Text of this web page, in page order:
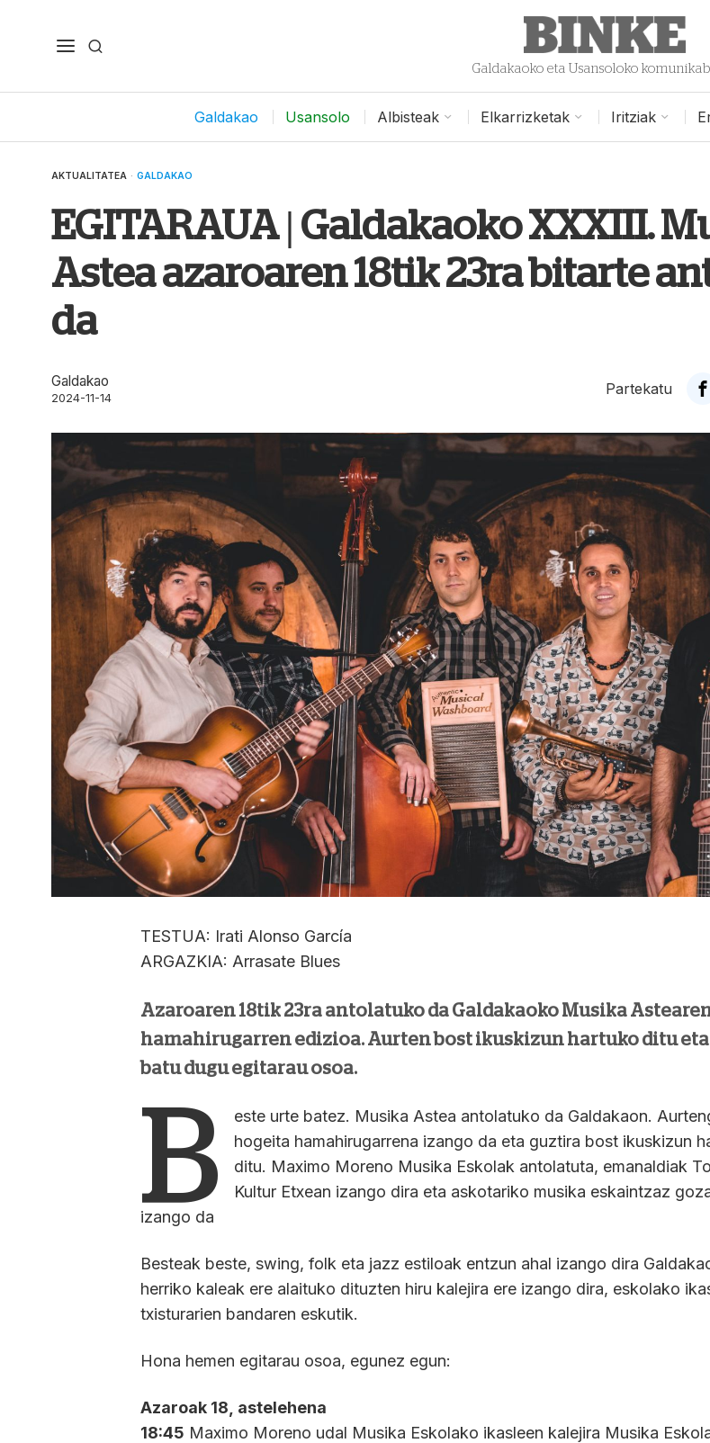
Galdakaoko eta Usansoloko
Galdakao Usansolo Albisteak Elkarrizketak Iritziak
AKTUALITATEA · GALDAKAO
EGITARAUA | Galdakaoko XXXIII.
Astea azaroaren 18tik 23ra bitarte
da
Galdakao
2024-11-14
Partekatu
TESTUA: Irati Alonso García
ARGAZKIA: Arrasate Blues
Azaroaren 18tik 23ra antolatuko da Galdakaoko Musika
hamahirugarren edizioa. Aurten bost ikuskizun hartuko ditu
batu dugu egitarau osoa.
B
este urte batez. Musika Astea antolatuko da Galdakaon.
hogeita hamahirugarrena izango da eta guztira bost ikuskizun
ditu. Maximo Moreno Musika Eskolak antolatuta, emanaldiak
Kultur Etxean izango dira eta askotariko musika eskaintzaz
izango da
Besteak beste, swing, folk eta jazz estiloak entzun ahal izango dira
herriko kaleak ere alaituko dituzten hiru kalejira ere izango dira, eskolako
txisturarien bandaren eskutik.
Hona hemen egitarau osoa, egunez egun:
Azaroak 18, astelehena
18:45 Maximo Moreno udal Musika Eskolako ikasleen kalejira Musika